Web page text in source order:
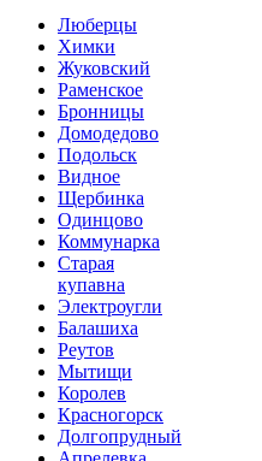
Люберцы
Химки
Жуковский
Раменское
Бронницы
Домодедово
Подольск
Видное
Щербинка
Одинцово
Коммунарка
Старая
купавна
Электроугли
Балашиха
Реутов
Мытищи
Королев
Красногорск
Долгопрудный